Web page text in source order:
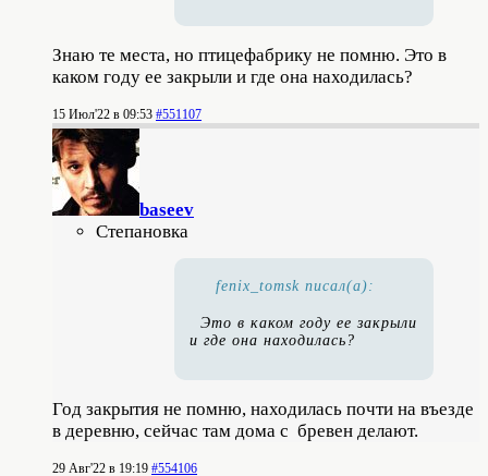
Знаю те места, но птицефабрику не помню. Это в
каком году ее закрыли и где она находилась?
15 Июл'22 в 09:53 #551107
baseev
Степановка
fenix_tomsk писал(а):
Это в каком году ее закрыли
и где она находилась?
Год закрытия не помню, находилась почти на въезде
в деревню, сейчас там дома с бревен делают.
29 Авг'22 в 19:19 #554106